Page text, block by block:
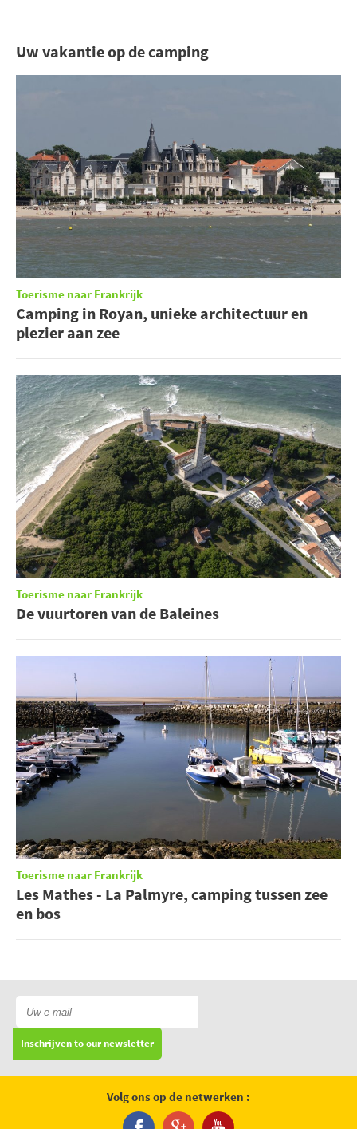
Uw vakantie op de camping
Toerisme naar Frankrijk
Camping in Royan, unieke architectuur en
plezier aan zee
Toerisme naar Frankrijk
De vuurtoren van de Baleines
Toerisme naar Frankrijk
Les Mathes - La Palmyre, camping tussen zee
en bos
Inschrijven to our newsletter
Volg ons op de netwerken :